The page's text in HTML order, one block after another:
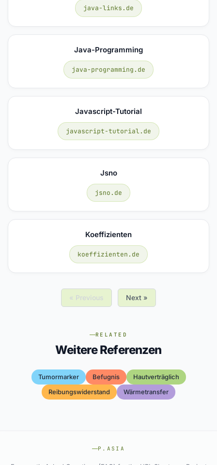
java-links.de
Java-Programming
java-programming.de
Javascript-Tutorial
javascript-tutorial.de
Jsno
jsno.de
Koeffizienten
koeffizienten.de
« Previous Next »
RELATED
Weitere Referenzen
Tumormarker Befugnis
Hautverträglich
Reibungswiderstand
Wärmetransfer
P.ASIA